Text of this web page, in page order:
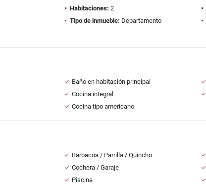
Habitaciones: 2
Tipo de inmueble: Departamento
Baño en habitación principal
Cocina integral
Cocina tipo americano
Barbacoa / Parrilla / Quincho
Cochera / Garaje
Piscina